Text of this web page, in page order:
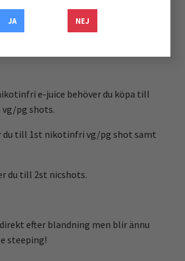
JA NEJ
e-juice behöver du köpa till
pg shots.
du till 1st nikotinfri vg/pg shot samt
du till 2st nicshots.
efter blandning men blir ännu
steeping!